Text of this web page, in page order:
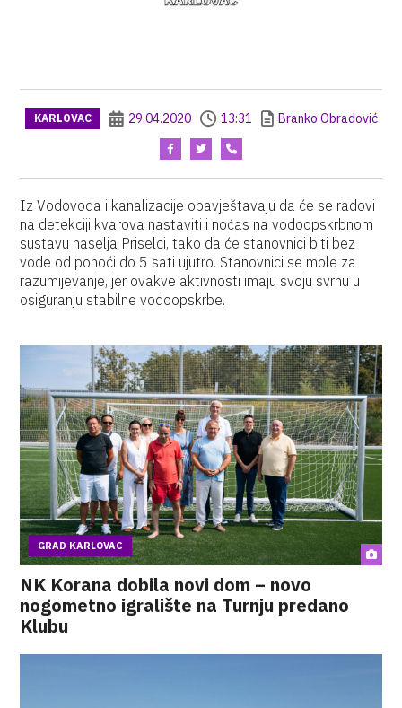
KARLOVAC 29.04.2020 13:31 Branko Obradović
Iz Vodovoda i kanalizacije obavještavaju da će se radovi
na detekciji kvarova nastaviti i noćas na vodoopskrbnom
sustavu naselja Priselci, tako da će stanovnici biti bez
vode od ponoći do 5 sati ujutro. Stanovnici se mole za
razumijevanje, jer ovakve aktivnosti imaju svoju svrhu u
osiguranju stabilne vodoopskrbe.
GRAD KARLOVAC
NK Korana dobila novi dom – novo
nogometno igralište na Turnju predano
Klubu